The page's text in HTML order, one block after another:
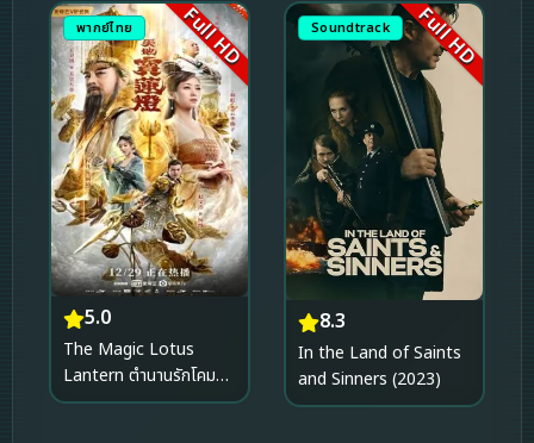
พากย์ไทย Full HD
5.0
The Magic Lotus
Lantern ตำนานรักโคม
สวรรค์ (2021)
Soundtrack Full HD
8.3
In the Land of Saints
and Sinners (2023)